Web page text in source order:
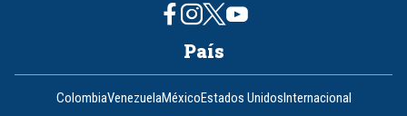
País
ColombiaVenezuelaMéxicoEstados UnidosInternacional